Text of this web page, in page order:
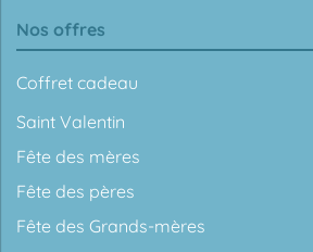
Nos offres
Coffret cadeau
Saint Valentin
Fête des mères
Fête des pères
Fête des Grands-mères